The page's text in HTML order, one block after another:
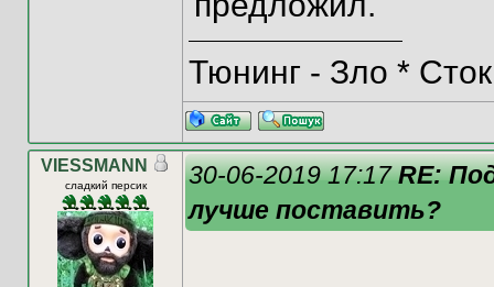
Тюнинг - Зло *
VIESSMANN
сладкий персик 30-06-2019 17:17RE:
лучше поставить?